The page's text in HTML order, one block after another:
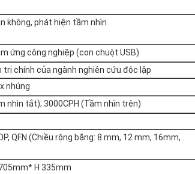
không, phát hiện tầm nhìn
ứng công nghiệp (con chuột USB)
trị chính của ngành nghiên cứu độc lập
nhúng
nhìn tắt); 3000CPH (Tầm nhìn trên)
QFN (Chiều rộng băng: 8 mm, 12 mm, 16mm,
H 335mm